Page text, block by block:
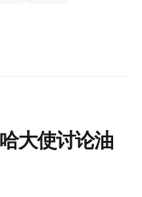
大使讨论油